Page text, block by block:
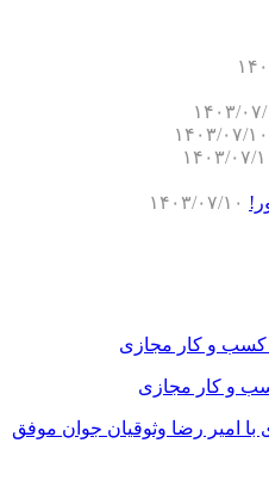
۱۰
۰۷/۱۰
۱۴۰۳/۰۷/۱۰
۰۷/۱۰
۱۴۰۳/۰۷/۱۰
و کار مجازی